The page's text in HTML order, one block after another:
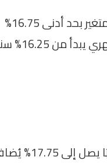
بجانب ذلك، يقدم البنك شهادة ادخار رباعية متغيرة بعائد شهري متغير بحد أدنى 16.75%
سنويًا. فيما يتعلق بالشهادة الخماسية
يتاح أيضًا شهادة ادخار لمدة ثلاث سنوات تمنح عائدًا سنويًا